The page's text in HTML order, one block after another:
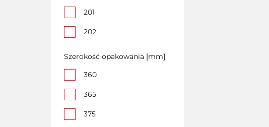
201
202
Szerokość opakowania [mm]
360
365
375